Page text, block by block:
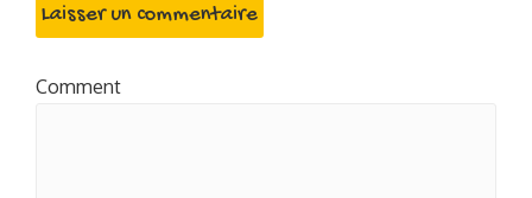
Laisser un commentaire
Comment